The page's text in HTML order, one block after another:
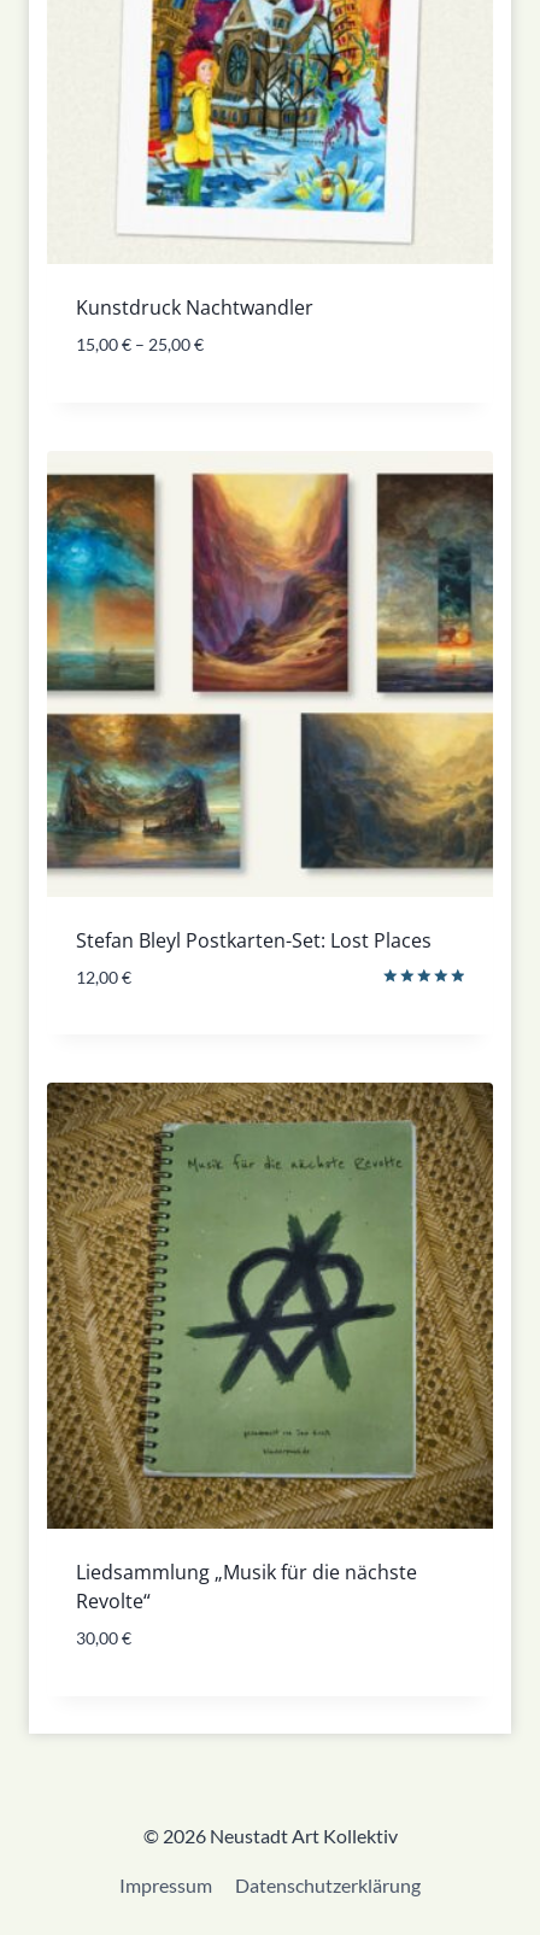
Kunstdruck Nachtwandler
15,00€ – 25,00€
Stefan Bleyl Postkarten-Set: Lost Places
12,00€
Liedsammlung „Musik für die nächste
Revolte“
30,00€
© 2026 Neustadt Art Kollektiv
Impressum Datenschutzerklärung